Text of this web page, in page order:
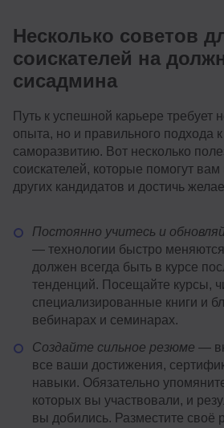
Несколько советов
соискателей на
сисадмина
Путь к успешной карьере требует
опыта, но и правильного подхода
саморазвитию. Вот несколько
соискателей, которые помогут
других кандидатов и достичь
Постоянно учитесь и
— технологии быстро
должен всегда быть в курсе
тенденций. Посещайте курсы,
специализированные книги и
вебинарах и семинарах.
Создайте сильное резюме —
все ваши достижения,
навыки. Обязательно
которых вы участвовали, и
вы добились. Разместите своё